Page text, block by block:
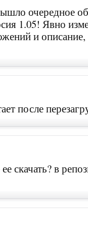
очередное
1.05! Явно
и
после
скачать? в